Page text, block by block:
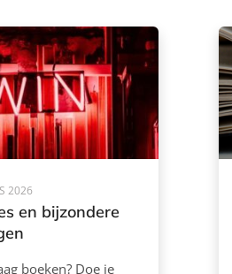
2026
en bijzondere
boeken? Doe je